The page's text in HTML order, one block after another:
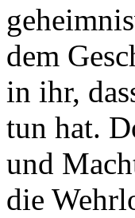
dem
in ihr,
tun hat.
und
die